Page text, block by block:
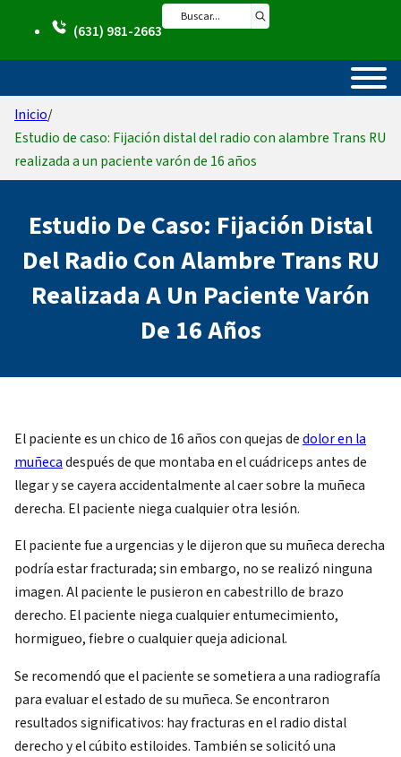
Saltar al contenido principal
Saltar al pie de página
(631) 981-2663Buscar
Inicio/
Estudio de caso: Fijación distal del radio con alambre Trans RU
realizada a un paciente varón de 16 años
Estudio De Caso: Fijación Distal
Del Radio Con Alambre Trans RU
Realizada A Un Paciente Varón
De 16 Años
El paciente es un chico de 16 años con quejas dedolor en la
muñecadespués de que montaba en el cuádriceps antes de
llegar y se cayera accidentalmente al caer sobre la muñeca
derecha. El paciente niega cualquier otra lesión.
El paciente fue a urgencias y le dijeron que su muñeca derecha
podría estar fracturada; sin embargo, no se realizó ninguna
imagen. Al paciente le pusieron en cabestrillo de brazo
derecho. El paciente niega cualquier entumecimiento,
hormigueo, fiebre o cualquier queja adicional.
Se recomendó que el paciente se sometiera a una radiografía
para evaluar el estado de su muñeca. Se encontraron
resultados significativos: hay fracturas en el radio distal
derecho y el cúbito estiloides. También se solicitó una